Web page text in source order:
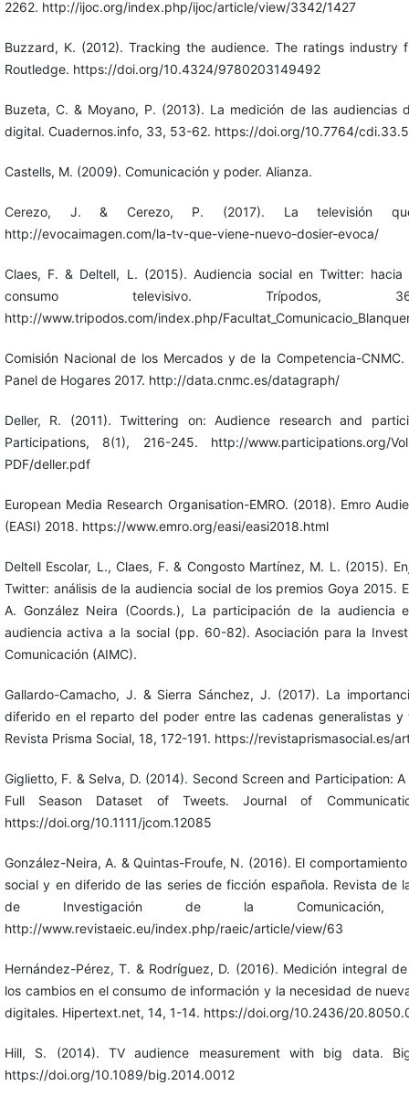
2262. http://ijoc.org/index.php/ijoc/article/view/3342/1427
Buzzard, K. (2012). Tracking the audience. The ratings industry
Routledge. https://doi.org/10.4324/9780203149492
Buzeta, C. & Moyano, P. (2013). La medición de las audiencias
digital. Cuadernos.info, 33, 53-62. https://doi.org/10.7764/
Castells, M. (2009). Comunicación y poder. Alianza.
Cerezo, J. & Cerezo, P. (2017). La televisión
http://evocaimagen.com/la-tv-que-viene-nuevo-dosier-evoca/
Claes, F. & Deltell, L. (2015). Audiencia social en Twitter:
consumo televisivo. Trípodos,
http://www.tripodos.com/index.php/
Comisión Nacional de los Mercados y de la Competencia-
Panel de Hogares 2017. http://data.cnmc.es/datagraph/
Deller, R. (2011). Twittering on: Audience research and
Participations, 8(1), 216-245. http://www.participations.org/
PDF/deller.pdf
European Media Research Organisation-EMRO. (2018). Emro
(EASI) 2018. https://www.emro.org/easi/easi2018.html
Deltell Escolar, L., Claes, F. & Congosto Martínez, M. L. (2015).
Twitter: análisis de la audiencia social de los premios Goya 2015.
A. González Neira (Coords.), La participación de la audiencia
audiencia activa a la social (pp. 60-82). Asociación para la
Comunicación (AIMC).
Gallardo-Camacho, J. & Sierra Sánchez, J. (2017). La
diferido en el reparto del poder entre las cadenas generalistas y
Revista Prisma Social, 18, 172-191. https://revistaprismasocial.es/
Giglietto, F. & Selva, D. (2014). Second Screen and Participation:
Full Season Dataset of Tweets. Journal of
https://doi.org/10.1111/jcom.12085
González-Neira, A. & Quintas-Froufe, N. (2016). El
social y en diferido de las series de ficción española. Revista de
de Investigación de la
http://www.revistaeic.eu/index.php/raeic/article/view/63
Hernández-Pérez, T. & Rodríguez, D. (2016). Medición integral
los cambios en el consumo de información y la necesidad de
digitales. Hipertext.net, 14, 1-14. https://doi.org/10.2436/
Hill, S. (2014). TV audience measurement with big data.
https://doi.org/10.1089/big.2014.0012